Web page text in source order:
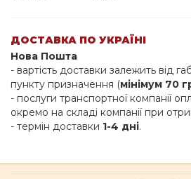
ДОСТАВКА ПО УКРАЇНІ
Нова Пошта
- вартість доставки залежить від
пункту призначення (мінімум 70
- послуги транспортної компанії
окремо на складі компанії при
- термін доставки 1-4 дні.